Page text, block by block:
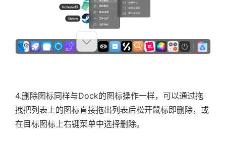
4.删除图标同样与Dock的图标操作一样，可以通过拖
拽把列表上的图标直接拖出列表后松开鼠标即删除，或
在目标图标上右键菜单中选择删除。